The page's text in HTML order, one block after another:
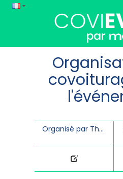
Organisé par Théâtre du Pilier